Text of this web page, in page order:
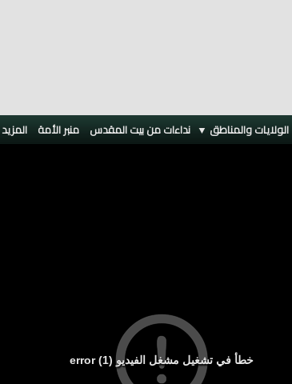
الولايات والمناطق ▼ نداءات من بيت المقدس منبر الأمة المزيد
خطأ في تشغيل مشغل الفيديو (1) error